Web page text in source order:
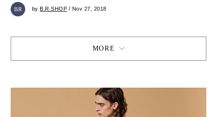
byB.R.SHOP / Nov 27, 2018
MORE